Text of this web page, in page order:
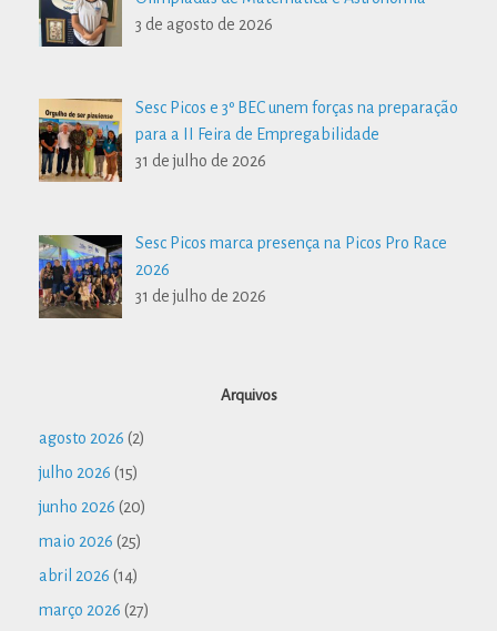
3 de agosto de 2026
Sesc Picos e 3º BEC unem forças na preparação
para a II Feira de Empregabilidade
31 de julho de 2026
Sesc Picos marca presença na Picos Pro Race
2026
31 de julho de 2026
Arquivos
agosto 2026 (2)
julho 2026 (15)
junho 2026 (20)
maio 2026 (25)
abril 2026 (14)
março 2026 (27)